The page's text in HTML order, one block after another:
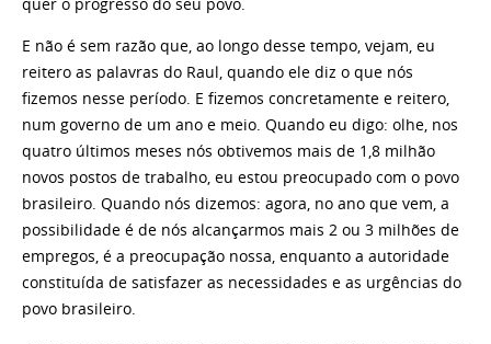
quer o progresso do seu povo.
E não é sem razão que, ao longo desse tempo, vejam, eu
reitero as palavras do Raul, quando ele diz o que nós
fizemos nesse período. E fizemos concretamente e reitero,
num governo de um ano e meio. Quando eu digo: olhe, nos
quatro últimos meses nós obtivemos mais de 1,8 milhão
novos postos de trabalho, eu estou preocupado com o povo
brasileiro. Quando nós dizemos: agora, no ano que vem, a
possibilidade é de nós alcançarmos mais 2 ou 3 milhões de
empregos, é a preocupação nossa, enquanto a autoridade
constituída de satisfazer as necessidades e as urgências do
povo brasileiro.